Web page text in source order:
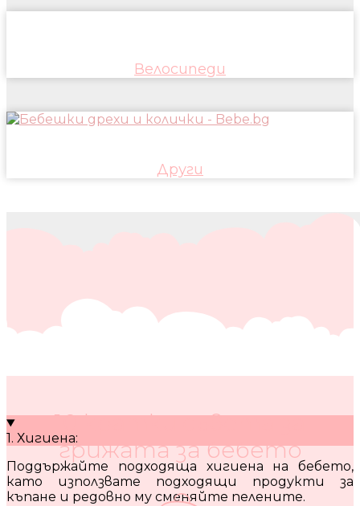
Велосипеди
Други
10 кратки съвета за
грижата за бебето
1. Хигиена:
Поддържайте подходяща хигиена на бебето,
като използвате подходящи продукти за
къпане и редовно му сменяйте пелените.